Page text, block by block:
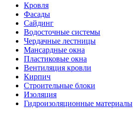
Кровля
Фасады
Сайдинг
Водосточные системы
Чердачные лестницы
Мансардные окна
Пластиковые окна
Вентиляция кровли
Кирпич
Строительные блоки
Изоляция
Гидроизоляционные материалы